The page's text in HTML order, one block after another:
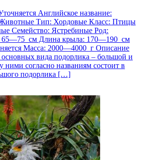
Английское название:
Животные Тип: Хордовые Класс: Птицы
Семейство: Ястребиные Род:
65—75 см Длина крыла: 170—190 см
Масса: 2000—4000 г Описание
вида подорлика – большой и
согласно названиям состоит в
подорлика […]